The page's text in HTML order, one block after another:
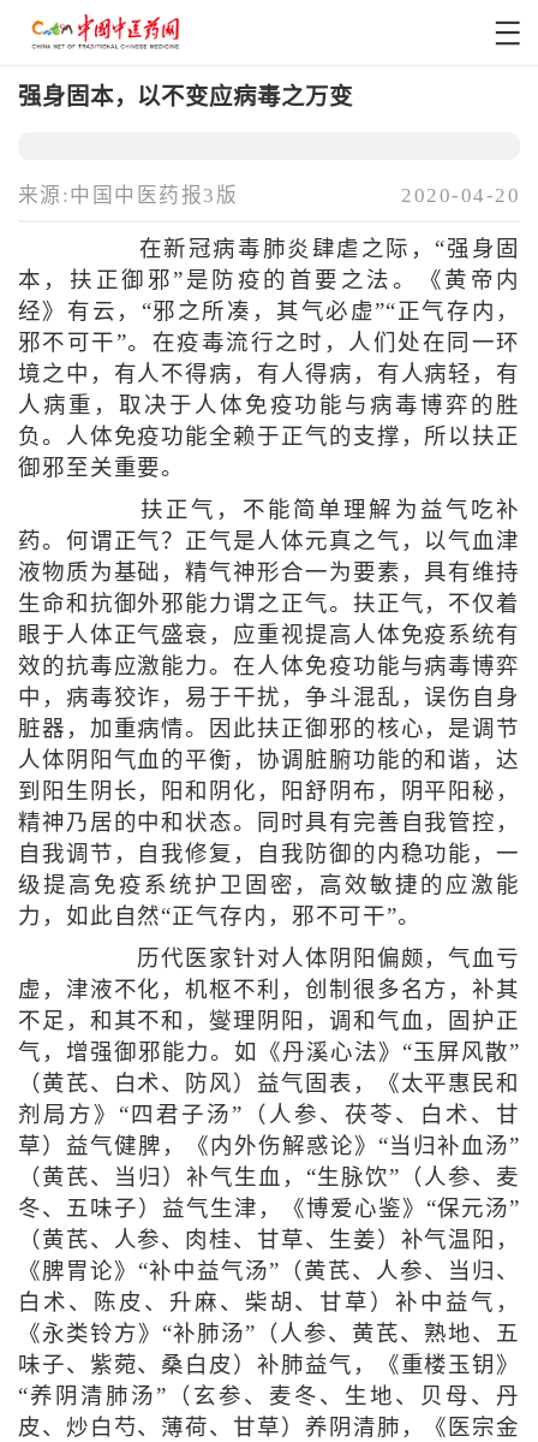
强身固本，以不变应病毒之万变
来源:中国中医药报3版 2020-04-20
在新冠病毒肺炎肆虐之际，“强身固
本，扶正御邪”是防疫的首要之法。《黄帝内
经》有云，“邪之所凑，其气必虚”“正气存内，
邪不可干”。在疫毒流行之时，人们处在同一环
境之中，有人不得病，有人得病，有人病轻，有
人病重，取决于人体免疫功能与病毒博弈的胜
负。人体免疫功能全赖于正气的支撑，所以扶正
御邪至关重要。
扶正气，不能简单理解为益气吃补
药。何谓正气？正气是人体元真之气，以气血津
液物质为基础，精气神形合一为要素，具有维持
生命和抗御外邪能力谓之正气。扶正气，不仅着
眼于人体正气盛衰，应重视提高人体免疫系统有
效的抗毒应激能力。在人体免疫功能与病毒博弈
中，病毒狡诈，易于干扰，争斗混乱，误伤自身
脏器，加重病情。因此扶正御邪的核心，是调节
人体阴阳气血的平衡，协调脏腑功能的和谐，达
到阳生阴长，阳和阴化，阳舒阴布，阴平阳秘，
精神乃居的中和状态。同时具有完善自我管控，
自我调节，自我修复，自我防御的内稳功能，一
级提高免疫系统护卫固密，高效敏捷的应激能
力，如此自然“正气存内，邪不可干”。
历代医家针对人体阴阳偏颇，气血亏
虚，津液不化，机枢不利，创制很多名方，补其
不足，和其不和，燮理阴阳，调和气血，固护正
气，增强御邪能力。如《丹溪心法》“玉屏风散”
（黄芪、白术、防风）益气固表，《太平惠民和
剂局方》“四君子汤”（人参、茯苓、白术、甘
草）益气健脾，《内外伤解惑论》“当归补血汤”
（黄芪、当归）补气生血，“生脉饮”（人参、麦
冬、五味子）益气生津，《博爱心鉴》“保元汤”
（黄芪、人参、肉桂、甘草、生姜）补气温阳，
《脾胃论》“补中益气汤”（黄芪、人参、当归、
白术、陈皮、升麻、柴胡、甘草）补中益气，
《永类铃方》“补肺汤”（人参、黄芪、熟地、五
味子、紫菀、桑白皮）补肺益气，《重楼玉钥》
“养阴清肺汤”（玄参、麦冬、生地、贝母、丹
皮、炒白芍、薄荷、甘草）养阴清肺，《医宗金